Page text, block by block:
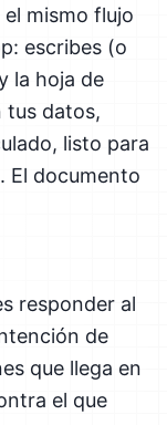
mismo flujo
escribes (o
la hoja de
tus datos,
listo para
El documento
responder al
de
que llega en
el que